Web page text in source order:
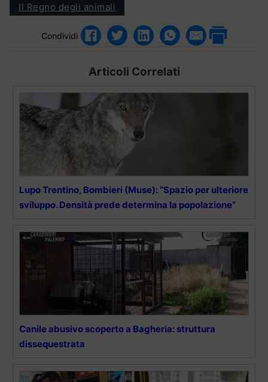
Il Regno degli animali
Condividi
Articoli Correlati
Lupo Trentino, Bombieri (Muse): “Spazio per ulteriore
sviluppo. Densità prede determina la popolazione”
Canile abusivo scoperto a Bagheria: struttura
dissequestrata